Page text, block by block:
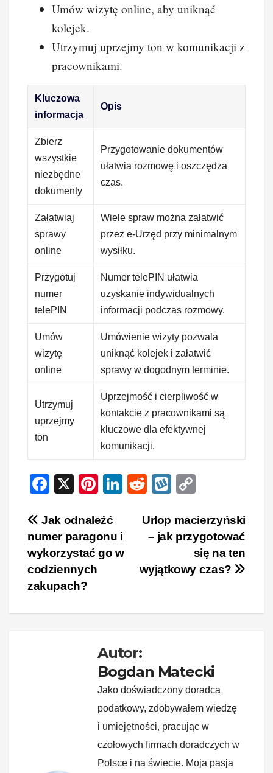
Umów wizytę online, aby uniknąć
kolejek.
Utrzymuj uprzejmy ton w komunikacji z
pracownikami.
Kluczowa
informacja
Opis
Zbierz
wszystkie
niezbędne
dokumenty
Przygotowanie dokumentów
ułatwia rozmowę i oszczędza
czas.
Załatwiaj
sprawy
online
Wiele spraw można załatwić
przez e-Urzęd przy minimalnym
wysiłku.
Przygotuj
numer
telePIN
Numer telePIN ułatwia
uzyskanie indywidualnych
informacji podczas rozmowy.
Umów
wizytę
online
Umówienie wizyty pozwala
uniknąć kolejek i załatwić
sprawy w dogodnym terminie.
Utrzymuj
uprzejmy
ton
Uprzejmość i cierpliwość w
kontakcie z pracownikami są
kluczowe dla efektywnej
komunikacji.
F
c
e
b
o
k
X
Pi
er
e
st
Li
dI
R
d
di
t
W
o
p
p
y
Li
Nawigacja
wpisu
Urlop macierzyński
– jak przygotować
się na ten
wyjątkowy czas?
Jak odnaleźć
numer paragonu i
wykorzystać go w
codziennych
zakupach?
Autor:
Bogdan Matecki
Jako doświadczony doradca
podatkowy, zdobywałem wiedzę
i umiejętności, pracując w
czołowych firmach doradczych w
Polsce i na świecie. Moja pasja